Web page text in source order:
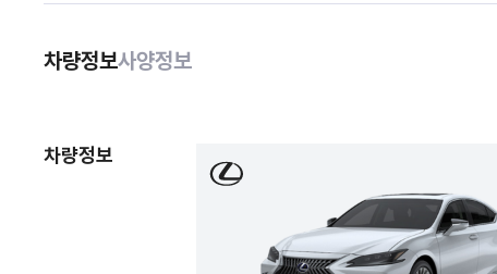
차량정보사양정보
차량정보